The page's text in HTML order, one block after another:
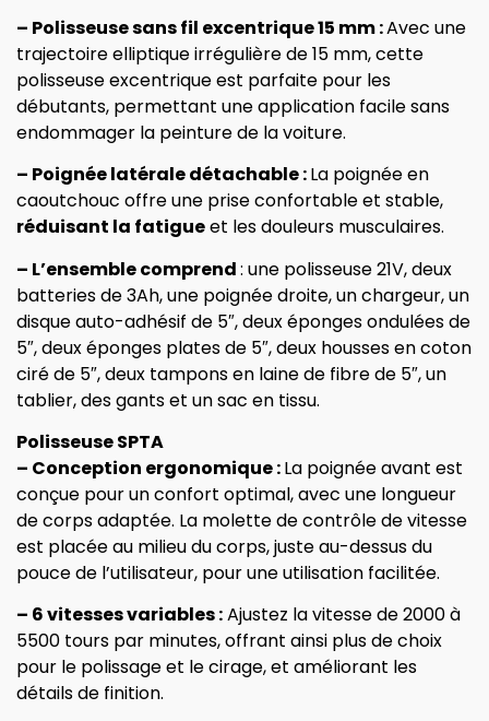
– Polisseuse sans fil excentrique 15 mm :Avec une
trajectoire elliptique irrégulière de 15 mm, cette
polisseuse excentrique est parfaite pour les
débutants, permettant une application facile sans
endommager la peinture de la voiture.
– Poignée latérale détachable :La poignée en
caoutchouc offre une prise confortable et stable,
réduisant la fatigueet les douleurs musculaires.
– L’ensemble comprend: une polisseuse 21V, deux
batteries de 3Ah, une poignée droite, un chargeur, un
disque auto-adhésif de 5″, deux éponges ondulées de
5″, deux éponges plates de 5″, deux housses en coton
ciré de 5″, deux tampons en laine de fibre de 5″, un
tablier, des gants et un sac en tissu.
Polisseuse SPTA
– Conception ergonomique :La poignée avant est
conçue pour un confort optimal, avec une longueur
de corps adaptée. La molette de contrôle de vitesse
est placée au milieu du corps, juste au-dessus du
pouce de l’utilisateur, pour une utilisation facilitée.
– 6 vitesses variables :Ajustez la vitesse de 2000 à
5500 tours par minutes, offrant ainsi plus de choix
pour le polissage et le cirage, et améliorant les
détails de finition.